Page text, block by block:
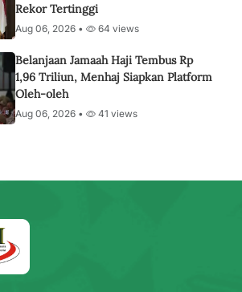
Rekor Tertinggi
Aug 06, 2026 • 64 views
Belanjaan Jamaah Haji Tembus Rp
1,96 Triliun, Menhaj Siapkan Platform
Oleh-oleh
Aug 06, 2026 • 41 views